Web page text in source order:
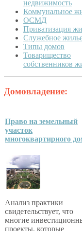
недвижимость
Коммунальное
ОСМД
Приватизация
Служебное
Типы домов
Товарищество
собственников
Домовладение:
Право на земельный
участок
многоквартирного
Анализ практики
свидетельствует, что
многие
проекты, которые